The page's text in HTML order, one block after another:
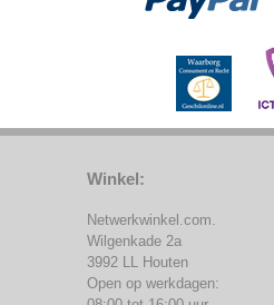
Winkel:
Netwerkwinkel.com.
Wilgenkade 2a
3992 LL Houten
Open op werkdagen: